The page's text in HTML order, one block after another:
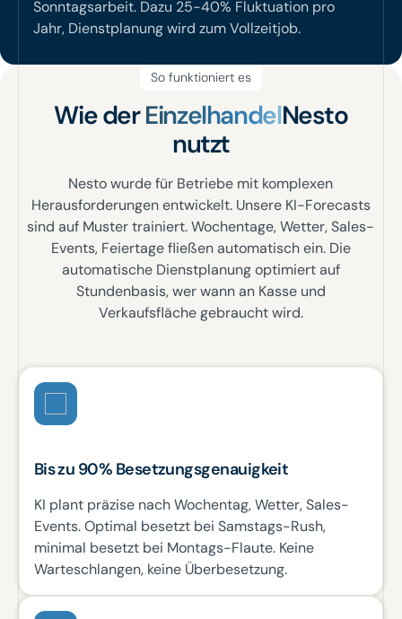
Sonntagsarbeit. Dazu 25-40% Fluktuation pro
Jahr, Dienstplanung wird zum Vollzeitjob.
So funktioniert es
Wie derEinzelhandelNesto
nutzt
Nesto wurde für Betriebe mit komplexen
Herausforderungen entwickelt. Unsere KI-Forecasts
sind auf Muster trainiert. Wochentage, Wetter, Sales-
Events, Feiertage fließen automatisch ein. Die
automatische Dienstplanung optimiert auf
Stundenbasis, wer wann an Kasse und
Verkaufsfläche gebraucht wird.
Bis zu 90% Besetzungsgenauigkeit
KI plant präzise nach Wochentag, Wetter, Sales-
Events. Optimal besetzt bei Samstags-Rush,
minimal besetzt bei Montags-Flaute. Keine
Warteschlangen, keine Überbesetzung.